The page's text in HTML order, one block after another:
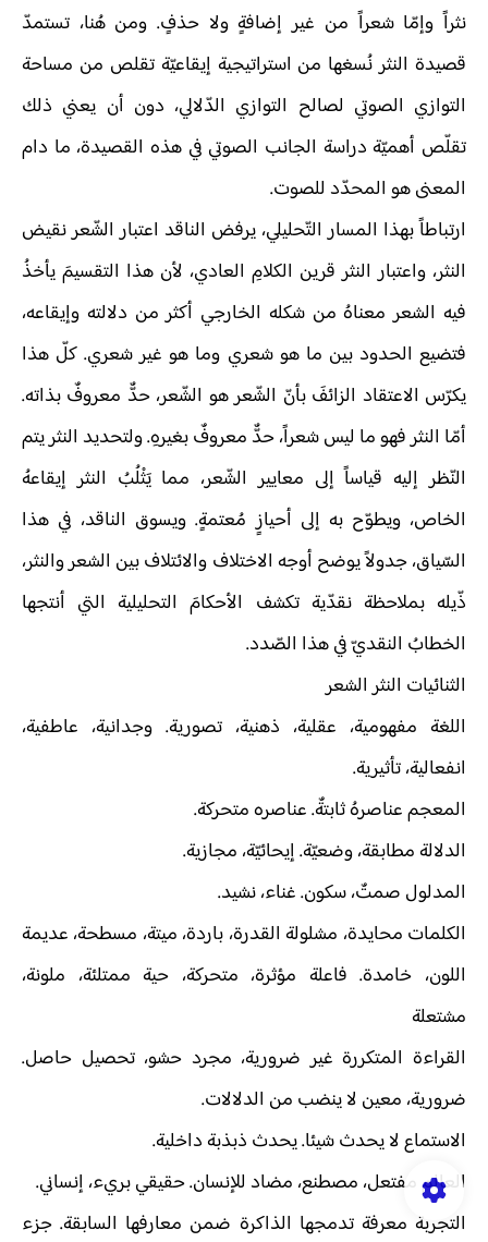
نثراً وإمّا شعراً من غير إضافةٍ ولا حذفٍ. ومن هُنا، تستمدّ
قصيدة النثر نُسغها من استراتيجية إيقاعيّة تقلص من مساحة
التوازي الصوتي لصالح التوازي الدّلالي، دون أن يعني ذلك
تقلّص أهميّة دراسة الجانب الصوتي في هذه القصيدة، ما دام
المعنى هو المحدّد للصوت.
ارتباطاً بهذا المسار التّحليلي، يرفض الناقد اعتبار الشّعر نقيض
النثر، واعتبار النثر قرين الكلامِ العادي، لأن هذا التقسيمَ يأخذُ
فيه الشعر معناهُ من شكله الخارجي أكثر من دلالته وإيقاعه،
فتضيع الحدود بين ما هو شعري وما هو غير شعري. كلّ هذا
يكرّس الاعتقاد الزائفَ بأنّ الشّعر هو الشّعر، حدٌّ معروفٌ بذاته.
أمّا النثر فهو ما ليس شعراً، حدٌّ معروفٌ بغيرهِ. ولتحديد النثر يتم
النّظر إليه قياساً إلى معايير الشّعر، مما يَثْلُبُ النثر إيقاعهُ
الخاص، ويطوّح به إلى أحيازٍ مُعتمةٍ. ويسوق الناقد، في هذا
السّياق، جدولاً يوضح أوجه الاختلاف والائتلاف بين الشعر والنثر،
ذّيله بملاحظة نقدّية تكشف الأحكامَ التحليلية التي أنتجها
الخطابُ النقديّ في هذا الصّدد.
الثنائيات النثر الشعر
اللغة مفهومية، عقلية، ذهنية، تصورية. وجدانية، عاطفية،
انفعالية، تأثيرية.
المعجم عناصرهُ ثابتةٌ. عناصره متحركة.
الدلالة مطابقة، وضعيّة. إيحائيّة، مجازية.
المدلول صمتٌ، سكون. غناء، نشيد.
الكلمات محايدة، مشلولة القدرة، باردة، ميتة، مسطحة، عديمة
اللون، خامدة. فاعلة مؤثرة، متحركة، حية ممتلئة، ملونة،
مشتعلة
القراءة المتكررة غير ضرورية، مجرد حشو، تحصيل حاصل.
ضرورية، معين لا ينضب من الدلالات.
الاستماع لا يحدث شيئا. يحدث ذبذبة داخلية.
العالم مفتعل، مصطنع، مضاد للإنسان. حقيقي بريء، إنساني.
التجربة معرفة تدمجها الذاكرة ضمن معارفها السابقة. جزء